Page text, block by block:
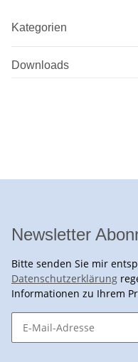
Kategorien
Downloads
Newsletter
Bitte senden Sie mir
Datenschutzerklärung
Informationen zu Ihrem